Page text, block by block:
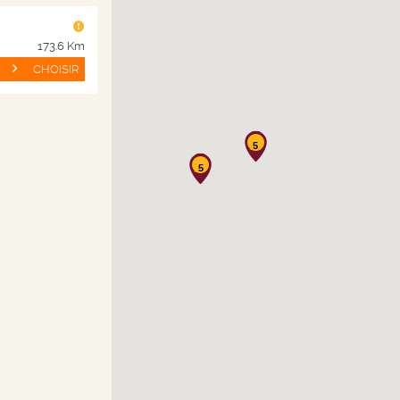
le client devra indiquer les renseignements suivants :
de l’adresse de facturation
173.6 Km
CHOISIR
5
5